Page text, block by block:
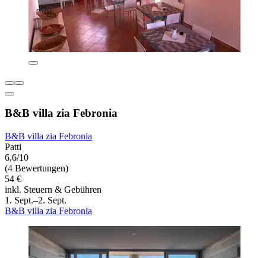
B&B villa zia Febronia
B&B villa zia Febronia
Patti
6,6/10
(4 Bewertungen)
54 €
inkl. Steuern & Gebühren
1. Sept.–2. Sept.
B&B villa zia Febronia